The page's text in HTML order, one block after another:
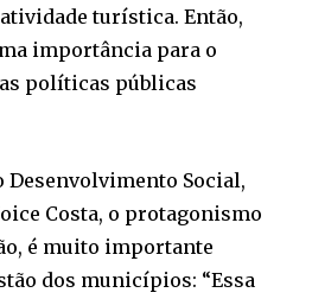
turística. Então,
importância para o
políticas públicas
Desenvolvimento Social,
Costa, o protagonismo
é muito importante
dos municípios: “Essa